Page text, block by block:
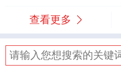
查看更多